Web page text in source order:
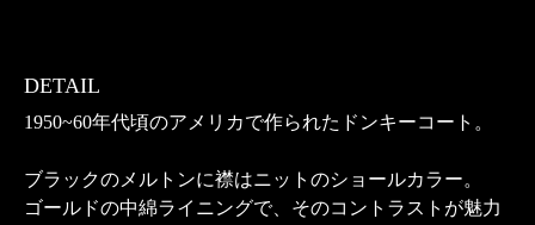
DETAIL
1950~60年代頃のアメリカで作られたドンキーコート。
ブラックのメルトンに襟はニットのショールカラー。
ゴールドの中綿ライニングで、そのコントラストが魅力